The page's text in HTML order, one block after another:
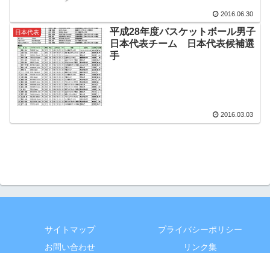
2016.06.30
日本代表
平成28年度バスケットボール男子
日本代表チーム 日本代表候補選
手
2016.03.03
サイトマップ
プライバシーポリシー
お問い合わせ
リンク集